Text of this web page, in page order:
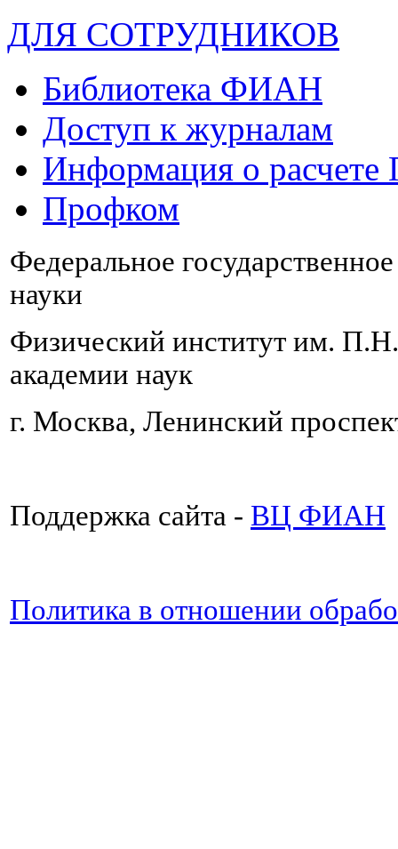
ДЛЯ СОТРУДНИКОВ
Библиотека ФИАН
Доступ к журналам
Информация о
Профком
Федеральное
науки
Физический институт им.
академии наук
г. Москва, Ленинский
Поддержка сайта - ВЦ ФИАН
Политика в отношении